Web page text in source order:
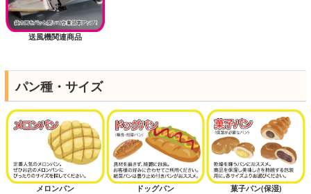
送風機関連商品
パン種・サイズ
メロンパン ドッグパン 菓子パン(保湿)